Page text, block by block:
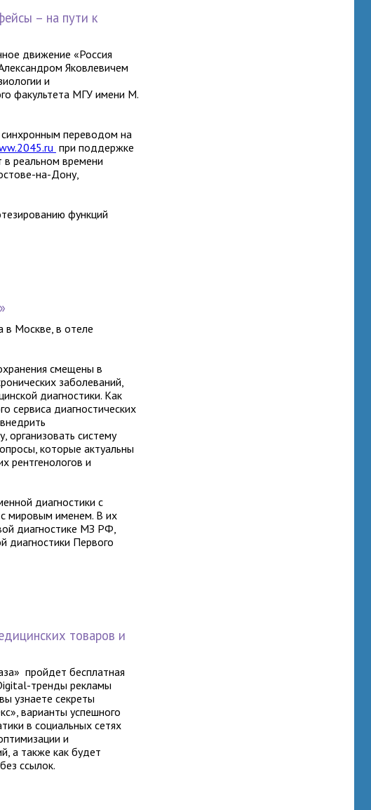
– на пути к
движение «Россия
Яковлевичем
и
факультета МГУ имени М.
синхронным переводом на
при поддержке
в реальном времени
на-Дону,
функций
в Москве, в отеле
смещены в
заболеваний,
диагностики. Как
сервиса диагностических
организовать систему
которые актуальны
рентгенологов и
диагностики с
с мировым именем. В их
диагностике МЗ РФ,
диагностики Первого
товаров и
пройдет бесплатная
тренды рекламы
узнаете секреты
варианты успешного
в социальных сетях
и
а также как будет
ссылок.